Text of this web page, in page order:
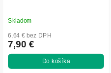
Skladom
6,64 € bez DPH
7,90 €
Do košíka